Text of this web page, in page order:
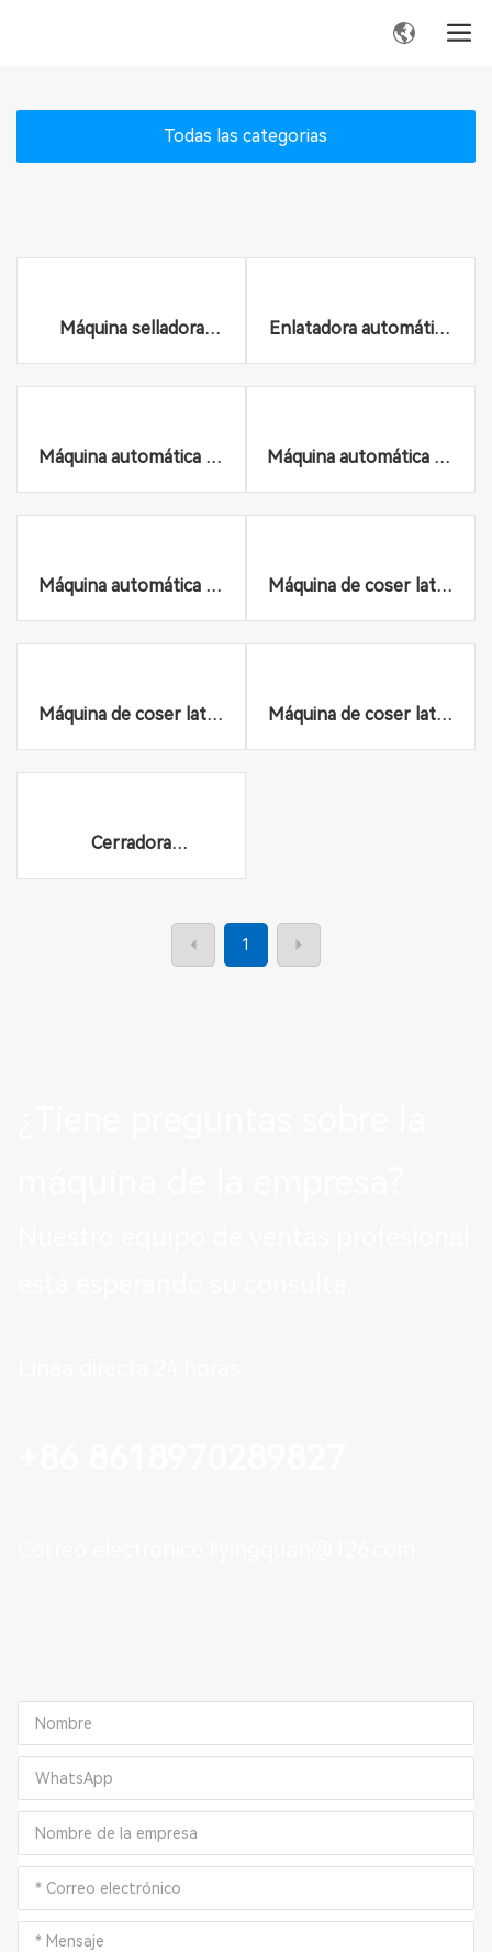
Todas las categorias
Máquina selladora
automática GT4B2B
Enlatadora automática
de cubos de 18L
Máquina automática de
costura de cuerpos de
Máquina automática de
coser grandes
Máquina automática de
soldadura de
Máquina de coser latas
semiautomática
Máquina de coser latas
semiautomática
Máquina de coser latas
semiautomática
Cerradora
semiautomática
1